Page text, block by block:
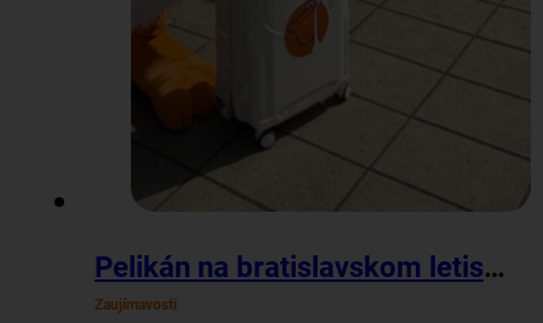
Pelikán na bratislavskom letisku
Zaujímavosti